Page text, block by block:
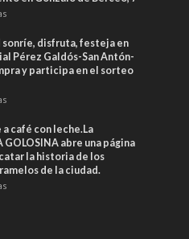
sonríe, disfruta, festeja en
Pérez Galdós-San Antón-
y participa en el sorteo
a café con leche.La
GOLOSINA abre una página
la historia de los
de la ciudad.